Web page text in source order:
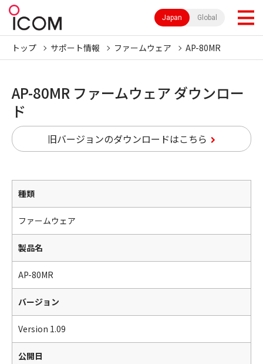
Japan Global
トップ サポート情報 ファームウェア AP-80MR
AP-80MR ファームウェア ダウンロー
ド
旧バージョンのダウンロードはこちら
種類
ファームウェア
製品名
AP-80MR
バージョン
Version 1.09
公開日